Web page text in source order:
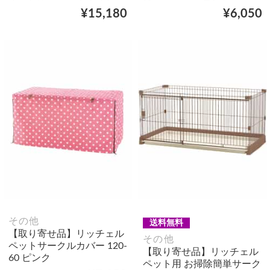
¥15,180 ¥6,050
その他
【取り寄せ品】リッチェル
ペットサークルカバー 120-
60 ピンク
送料無料
その他
【取り寄せ品】リッチェル
ペット用 お掃除簡単サーク